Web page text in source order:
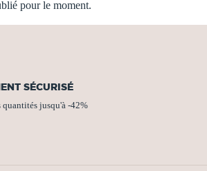
pour le moment.
SÉCURISÉ
quantités jusqu'à -42%